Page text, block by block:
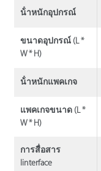
น้ําหนักอุปกรณ์
ขนาดอุปกรณ์ (L *
W * H)
น้ําหนักแพคเกจ
แพคเกจขนาด (L *
W * H)
การสื่อสาร
Iinterface